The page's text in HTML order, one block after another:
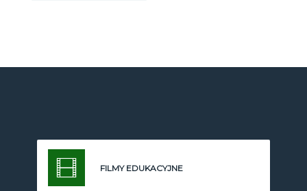
FILMY EDUKACYJNE